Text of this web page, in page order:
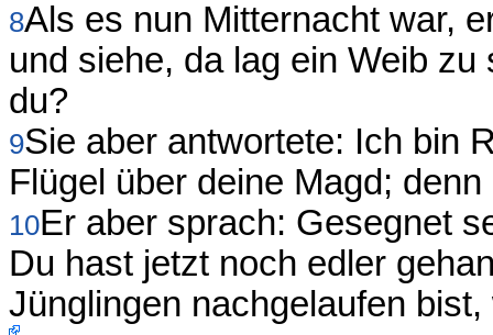
8Als es nun Mitternacht war,
und siehe, da lag ein Weib
du?
9Sie aber antwortete: Ich bin
Flügel über deine Magd;
10Er aber sprach: Gesegnet
Du hast jetzt noch edler
Jünglingen nachgelaufen